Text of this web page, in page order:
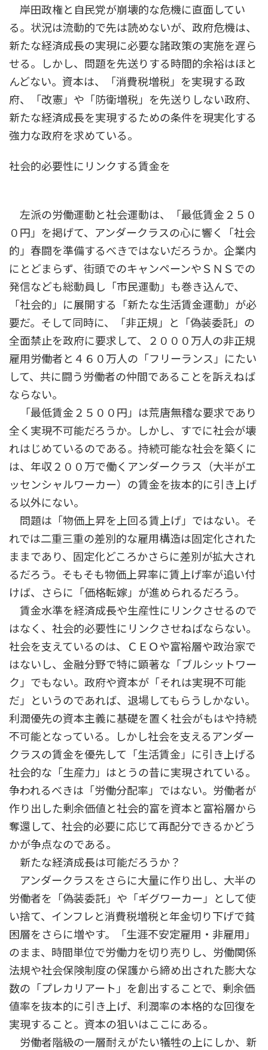
岸田政権と自民党が崩壊的な危機に直面してい
る。状況は流動的で先は読めないが、政府危機は、
新たな経済成長の実現に必要な諸政策の実施を遅ら
せる。しかし、問題を先送りする時間的余裕はほと
んどない。資本は、「消費税増税」を実現する政
府、「改憲」や「防衛増税」を先送りしない政府、
新たな経済成長を実現するための条件を現実化する
強力な政府を求めている。
社会的必要性にリンクする賃金を
左派の労働運動と社会運動は、「最低賃金２５０
０円」を掲げて、アンダークラスの心に響く「社会
的」春闘を準備するべきではないだろうか。企業内
にとどまらず、街頭でのキャンペーンやＳＮＳでの
発信なども総動員し「市民運動」も巻き込んで、
「社会的」に展開する「新たな生活賃金運動」が必
要だ。そして同時に、「非正規」と「偽装委託」の
全面禁止を政府に要求して、２０００万人の非正規
雇用労働者と４６０万人の「フリーランス」にたい
して、共に闘う労働者の仲間であることを訴えねば
ならない。
「最低賃金２５００円」は荒唐無稽な要求であり
全く実現不可能だろうか。しかし、すでに社会が壊
れはじめているのである。持続可能な社会を築くに
は、年収２００万で働くアンダークラス（大半がエ
ッセンシャルワーカー）の賃金を抜本的に引き上げ
る以外にない。
問題は「物価上昇を上回る賃上げ」ではない。そ
れでは二重三重の差別的な雇用構造は固定化された
ままであり、固定化どころかさらに差別が拡大され
るだろう。そもそも物価上昇率に賃上げ率が追い付
けば、さらに「価格転嫁」が進められるだろう。
賃金水準を経済成長や生産性にリンクさせるので
はなく、社会的必要性にリンクさせねばならない。
社会を支えているのは、ＣＥＯや富裕層や政治家で
はないし、金融分野で特に顕著な「ブルシットワー
ク」でもない。政府や資本が「それは実現不可能
だ」というのであれば、退場してもらうしかない。
利潤優先の資本主義に基礎を置く社会がもはや持続
不可能となっている。しかし社会を支えるアンダー
クラスの賃金を優先して「生活賃金」に引き上げる
社会的な「生産力」はとうの昔に実現されている。
争われるべきは「労働分配率」ではない。労働者が
作り出した剰余価値と社会的富を資本と富裕層から
奪還して、社会的必要に応じて再配分できるかどう
かが争点なのである。
新たな経済成長は可能だろうか？
アンダークラスをさらに大量に作り出し、大半の
労働者を「偽装委託」や「ギグワーカー」として使
い捨て、インフレと消費税増税と年金切り下げで貧
困層をさらに増やす。「生涯不安定雇用・非雇用」
のまま、時間単位で労働力を切り売りし、労働関係
法規や社会保険制度の保護から締め出された膨大な
数の「プレカリアート」を創出することで、剰余価
値率を抜本的に引き上げ、利潤率の本格的な回復を
実現すること。資本の狙いはここにある。
労働者階級の一層耐えがたい犠牲の上にしか、新